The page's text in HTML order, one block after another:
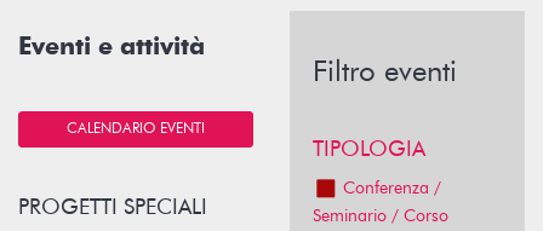
Eventi e attività
CALENDARIO EVENTI
PROGETTI SPECIALI
Filtro eventi
TIPOLOGIA
Conferenza /
Seminario / Corso